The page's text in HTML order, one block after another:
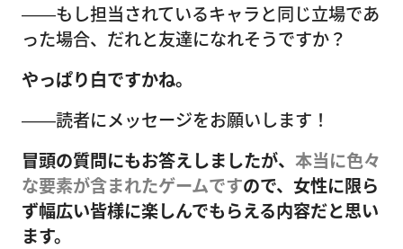
――もし担当されているキャラと同じ立場であ
った場合、だれと友達になれそうですか？
やっぱり白ですかね。
――読者にメッセージをお願いします！
冒頭の質問にもお答えしましたが、 本当に色々
な要素が含まれたゲームですので、女性に限ら
ず幅広い皆様に楽しんでもらえる内容だと思い
ます。